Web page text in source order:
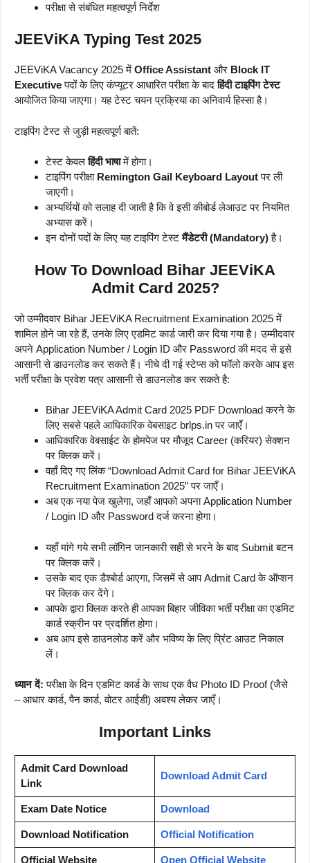
परीक्षा से संबंधित महत्वपूर्ण निर्देश
JEEViKA Typing Test 2025
JEEViKA Vacancy 2025 में Office Assistant और Block IT
Executiveपदों के लिए कंप्यूटर आधारित परीक्षा के बादहिंदी टाइपिंग टेस्ट
आयोजित किया जाएगा। यह टेस्ट चयन प्रक्रिया का अनिवार्य हिस्सा है।
टाइपिंग टेस्ट से जुड़ी महत्वपूर्ण बातें:
टेस्ट केवलहिंदी भाषामें होगा।
टाइपिंग परीक्षा Remington Gail Keyboard Layoutपर ली
जाएगी।
अभ्यर्थियों को सलाह दी जाती है कि वे इसी कीबोर्ड लेआउट पर नियमित
अभ्यास करें।
इन दोनों पदों के लिए यह टाइपिंग टेस्टमैंडेटरी (Mandatory)है।
How To Download Bihar JEEViKA
Admit Card 2025?
जो उम्मीदवार Bihar JEEViKA Recruitment Examination 2025 में
शामिल होने जा रहे हैं, उनके लिए एडमिट कार्ड जारी कर दिया गया है। उम्मीदवार
अपने Application Number / Login ID और Password की मदद से इसे
आसानी से डाउनलोड कर सकते हैं। नीचे दी गई स्टेप्स को फॉलो करके आप इस
भर्ती परीक्षा के प्रवेश पत्र आसानी से डाउनलोड कर सकते है:
Bihar JEEViKA Admit Card 2025 PDF Download करने के
लिए सबसे पहले आधिकारिक वेबसाइट brlps.in पर जाएँ।
आधिकारिक वेबसाईट के होमपेज पर मौजूद Career (करियर) सेक्शन
पर क्लिक करें।
वहाँ दिए गए लिंक “Download Admit Card for Bihar JEEViKA
Recruitment Examination 2025” पर जाएँ।
अब एक नया पेज खुलेगा, जहाँ आपको अपना Application Number
/ Login ID और Password दर्ज करना होगा।
यहाँ मांगे गये सभी लॉगिन जानकारी सही से भरने के बाद Submit बटन
पर क्लिक करें।
उसके बाद एक डैश्बोर्ड आएगा, जिसमें से आप Admit Card के ऑप्शन
पर क्लिक कर देंगे।
आपके द्वारा क्लिक करते ही आपका बिहार जीविका भर्ती परीक्षा का एडमिट
कार्ड स्क्रीन पर प्रदर्शित होगा।
अब आप इसे डाउनलोड करें और भविष्य के लिए प्रिंट आउट निकाल
लें।
ध्यान दें: परीक्षा के दिन एडमिट कार्ड के साथ एक वैध Photo ID Proof (जैसे
– आधार कार्ड, पैन कार्ड, वोटर आईडी) अवश्य लेकर जाएँ।
Important Links
Admit Card Download
Link
Download Admit Card
Exam Date Notice Download
Download Notification Official Notification
Official Website Open Official Website